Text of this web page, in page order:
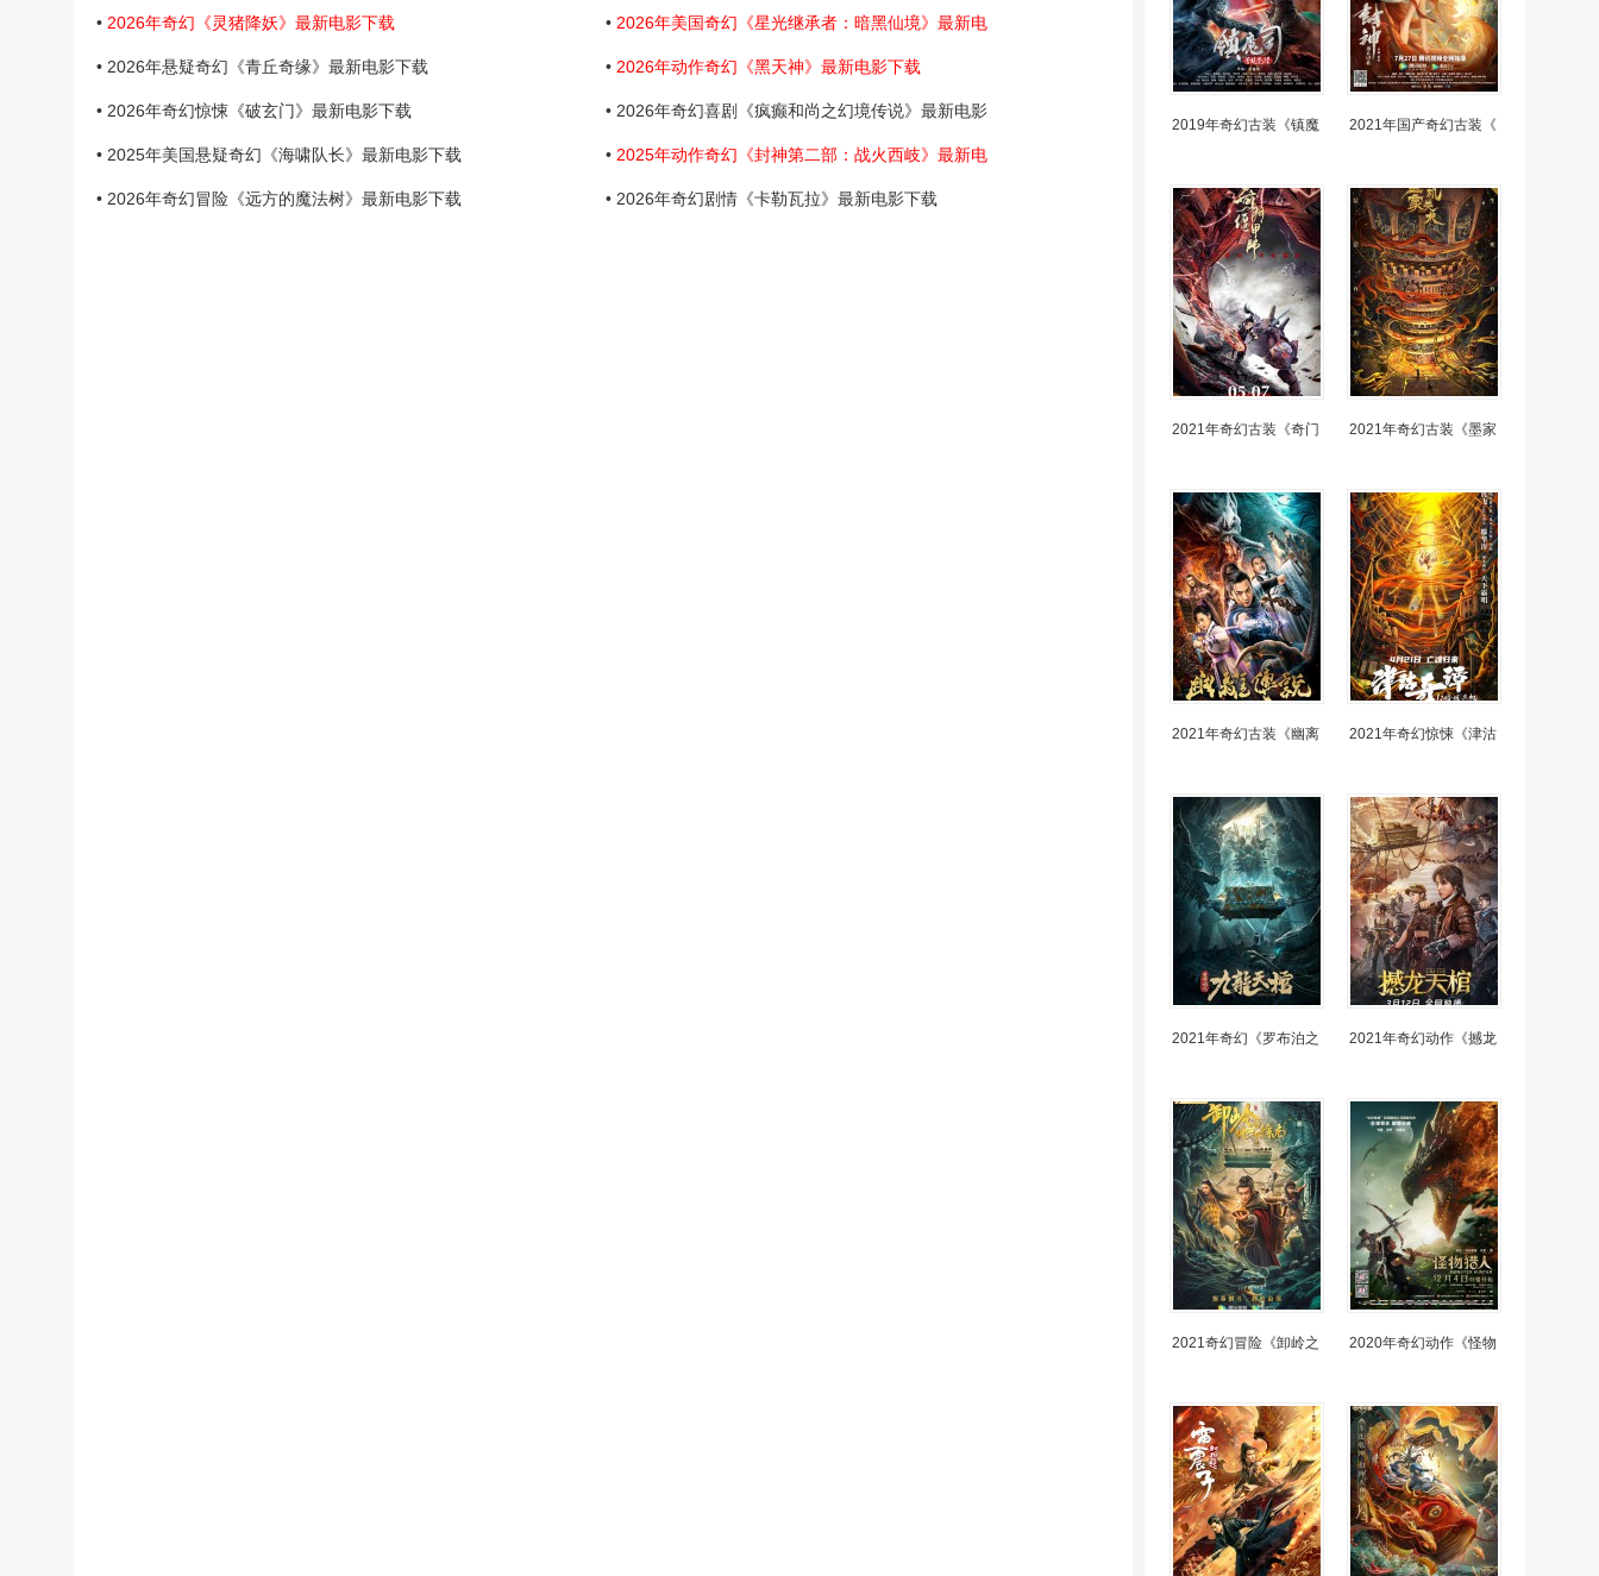
• 2026年奇幻《灵猪降妖》最新电影下载 • 2026年美国奇幻《星光继承者：暗黑仙境》最新电
• 2026年悬疑奇幻《青丘奇缘》最新电影下载 • 2026年动作奇幻《黑天神》最新电影下载
• 2026年奇幻惊悚《破玄门》最新电影下载 • 2026年奇幻喜剧《疯癫和尚之幻境传说》最新电影
• 2025年美国悬疑奇幻《海啸队长》最新电影下载 • 2025年动作奇幻《封神第二部：战火西岐》最新电
• 2026年奇幻冒险《远方的魔法树》最新电影下载 • 2026年奇幻剧情《卡勒瓦拉》最新电影下载
2019年奇幻古装《镇魔 2021年国产奇幻古装《
2021年奇幻古装《奇门 2021年奇幻古装《墨家
2021年奇幻古装《幽离 2021年奇幻惊悚《津沽
2021年奇幻《罗布泊之 2021年奇幻动作《撼龙
2021奇幻冒险《卸岭之 2020年奇幻动作《怪物